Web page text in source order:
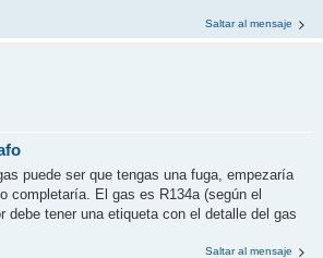
Saltar al mensaje
puede ser que tengas una fuga, empezaría
completaría. El gas es R134a (según el
debe tener una etiqueta con el detalle del gas
Saltar al mensaje